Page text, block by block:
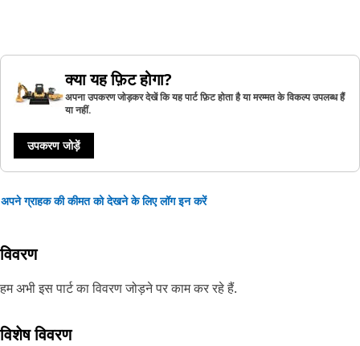
क्या यह फ़िट होगा?
अपना उपकरण जोड़कर देखें कि यह पार्ट फ़िट होता है या मरम्मत के विकल्प उपलब्ध हैं
या नहीं.
उपकरण जोड़ें
अपने ग्राहक की कीमत को देखने के लिए लॉग इन करें
विवरण
हम अभी इस पार्ट का विवरण जोड़ने पर काम कर रहे हैं.
विशेष विवरण